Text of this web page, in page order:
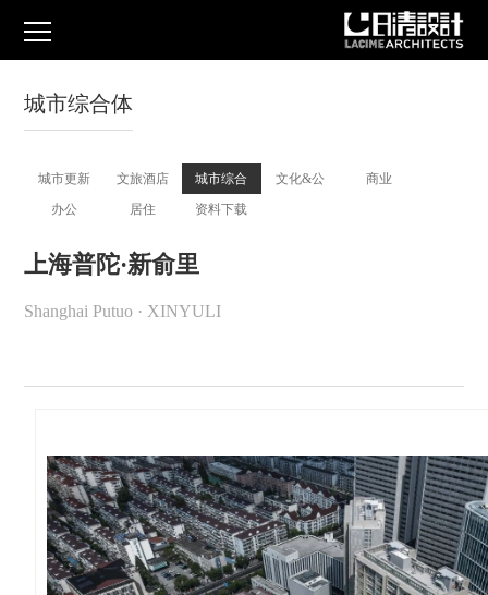
城市综合体
城市更新 文旅酒店
城市综合
体
文化&公
商业
办公
居住 资料下载
上海普陀·新俞里
Shanghai Putuo · XINYULI